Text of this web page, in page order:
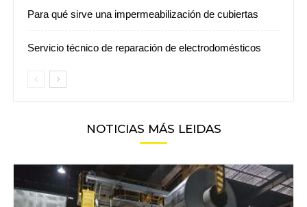
Para qué sirve una impermeabilización de cubiertas
Servicio técnico de reparación de electrodomésticos
NOTICIAS MÁS LEIDAS